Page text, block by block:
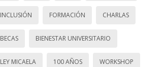
INCLUSIÓN FORMACIÓN CHARLAS
BECAS BIENESTAR UNIVERSITARIO
LEY MICAELA 100 AÑOS WORKSHOP